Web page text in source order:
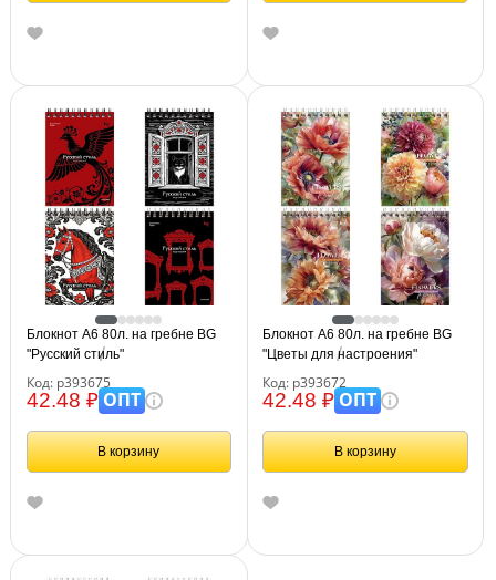
Блокнот А6 80л. на гребне BG
"Русский стиль"
Код: р393675
42.48 ₽ОПТ
В корзину
Блокнот А6 80л. на гребне BG
"Цветы для настроения"
Код: р393672
42.48 ₽ОПТ
В корзину